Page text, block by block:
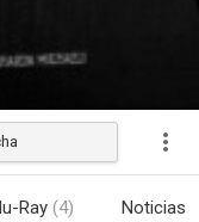
Estrenada
Ray (4) Noticias